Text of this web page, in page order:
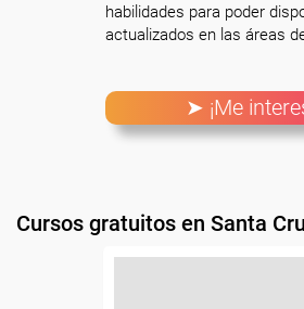
habilidades para poder
actualizados en las áreas
➤ ¡Me
Cursos gratuitos en Santa